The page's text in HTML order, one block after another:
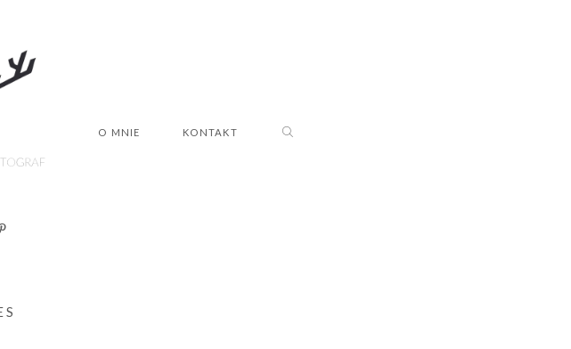
O MNIE KONTAKT